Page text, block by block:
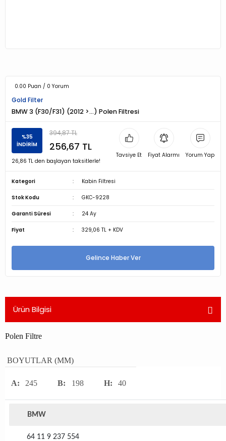
0.00 Puan / 0 Yorum
Gold Filter
BMW 3 (F30/F31) (2012 >…) Polen Filtresi
%35
İNDİRİM
394,87 TL
256,67 TL
26,86 TL den başlayan taksitlerle!
Tavsiye Et Fiyat Alarmı Yorum Yap
Kategori Kabin Filtresi
Stok Kodu GKC-9228
Garanti Süresi 24 Ay
Fiyat 329,06 TL + KDV
Gelince Haber Ver
Ürün Bilgisi
Polen Filtre
BOYUTLAR (MM)
A: 245 B: 198 H: 40
BMW
64 11 9 237 554